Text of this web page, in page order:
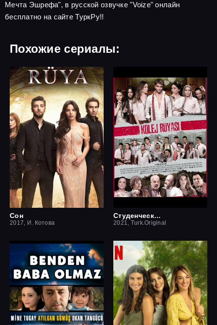
Мечта Эшрефа", в русской озвучке "Voize" онлайн
бесплатно на сайте ТуркРу!!
Похожие сериалы:
Сон
2017, И. Котова
Студенческая мечта
2021, Turk.Original